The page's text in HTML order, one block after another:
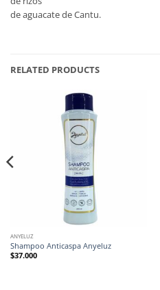
de aguacate de Cantu.
RELATED PRODUCTS
ANYELUZ
Shampoo Anticaspa Anyeluz
$37.000